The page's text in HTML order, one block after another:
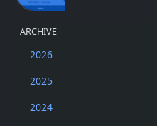
ARCHIVE
2026
2025
2024